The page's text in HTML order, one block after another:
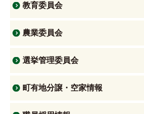
教育委員会
農業委員会
選挙管理委員会
町有地分譲・空家情報